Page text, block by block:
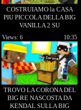
COSTRUIAMO la CASA
PIU PICCOLA DELLA BIG
VANILLA 2 SU
MINECRAFT!
TROVO LA CORONA DEL
BIG RE NASCOSTA DA
KENDAL SULLA BIG
10:35
Views: 6